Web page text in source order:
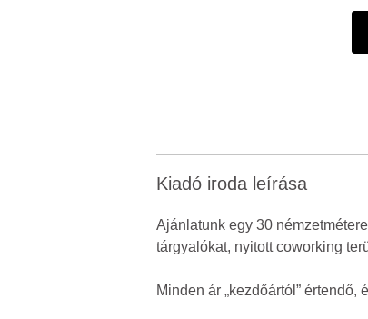
Kiadó iroda leírása
Ajánlatunk egy 30
tárgyalókat, nyitott coworking
Minden ár „kezdőártól”